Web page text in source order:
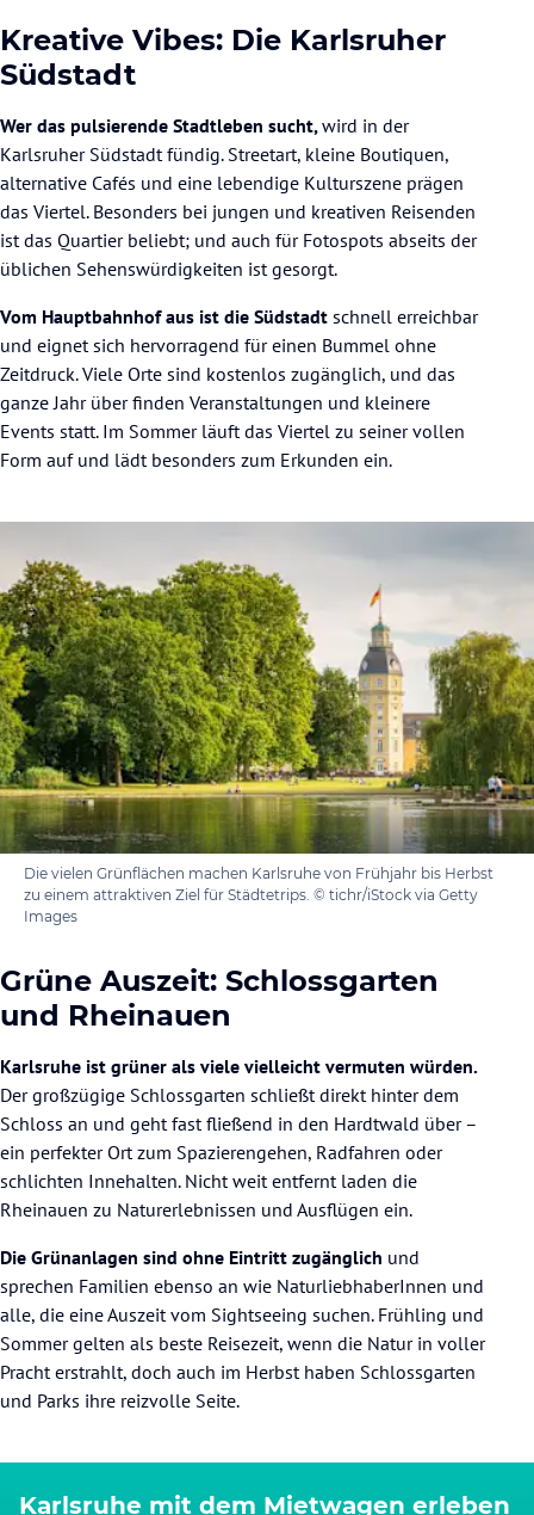
Kreative Vibes: Die Karlsruher
Südstadt
Wer das pulsierende Stadtleben sucht,wird in der
Karlsruher Südstadt fündig. Streetart, kleine Boutiquen,
alternative Cafés und eine lebendige Kulturszene prägen
das Viertel. Besonders bei jungen und kreativen Reisenden
ist das Quartier beliebt; und auch für Fotospots abseits der
üblichen Sehenswürdigkeiten ist gesorgt.
Vom Hauptbahnhof aus ist die Südstadt schnell erreichbar
und eignet sich hervorragend für einen Bummel ohne
Zeitdruck. Viele Orte sind kostenlos zugänglich, und das
ganze Jahr über finden Veranstaltungen und kleinere
Events statt. Im Sommer läuft das Viertel zu seiner vollen
Form auf und lädt besonders zum Erkunden ein.
Die vielen Grünflächen machen Karlsruhe von Frühjahr bis Herbst
zu einem attraktiven Ziel für Städtetrips. © tichr/iStock via Getty
Images
Grüne Auszeit: Schlossgarten
und Rheinauen
Karlsruhe ist grüner als viele vielleicht vermuten würden.
Der großzügige Schlossgarten schließt direkt hinter dem
Schloss an und geht fast fließend in den Hardtwald über –
ein perfekter Ort zum Spazierengehen, Radfahren oder
schlichten Innehalten. Nicht weit entfernt laden die
Rheinauen zu Naturerlebnissen und Ausflügen ein.
Die Grünanlagen sind ohne Eintritt zugänglich und
sprechen Familien ebenso an wie NaturliebhaberInnen und
alle, die eine Auszeit vom Sightseeing suchen. Frühling und
Sommer gelten als beste Reisezeit, wenn die Natur in voller
Pracht erstrahlt, doch auch im Herbst haben Schlossgarten
und Parks ihre reizvolle Seite.
Karlsruhe mit dem Mietwagen erleben